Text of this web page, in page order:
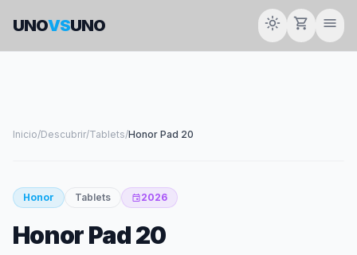
UNOVSUNO light_mode shopping_cart menu
Inicio/Descubrir/Tablets/Honor Pad 20
Honor Tablets event2026
Honor Pad 20